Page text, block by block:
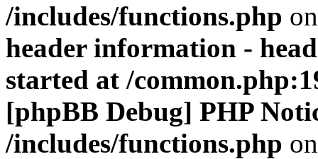
/includes/functions.php
header information -
started at /
[phpBB Debug] PHP
/includes/functions.php